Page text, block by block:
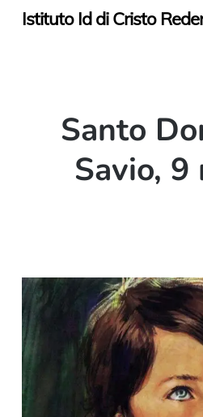
SkipIstituto Id di Cristo
Santo
Savio, 9